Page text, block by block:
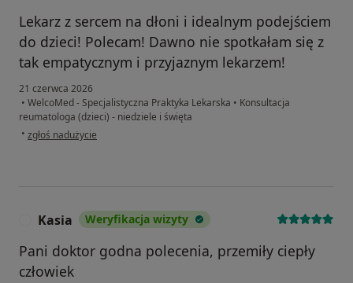
Lekarz z sercem na dłoni i idealnym podejściem
do dzieci! Polecam! Dawno nie spotkałam się z
tak empatycznym i przyjaznym lekarzem!
21 czerwca 2026
• WelcoMed - Specjalistyczna Praktyka Lekarska • Konsultacja
reumatologa (dzieci) - niedziele i święta
• w opinii użytkownika Magdalena
zgłoś nadużycie
Kasia Weryfikacja wizyty
Pani doktor godna polecenia, przemiły ciepły
człowiek